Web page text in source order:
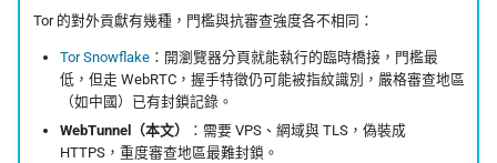
什麼是 CryptPad
隱私
防火牆
偽裝頁設計
Tor 的對外貢獻有幾種，門檻與抗審查強度各不相同：
Tor Snowflake：開瀏覽器分頁就能執行的臨時橋接，門檻最
低，但走 WebRTC，握手特徵仍可能被指紋識別，嚴格審查地區
（如中國）已有封鎖記錄。
WebTunnel（本文）
：需要 VPS、網域與 TLS，偽裝成
HTTPS，重度審查地區最難封鎖。